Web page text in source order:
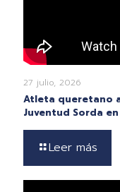
27 julio, 2026
Atleta queretano
Juventud Sorda
Leer más